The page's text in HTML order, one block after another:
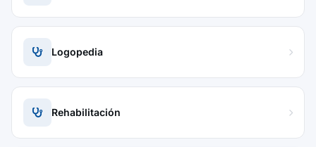
Logopedia
Rehabilitación